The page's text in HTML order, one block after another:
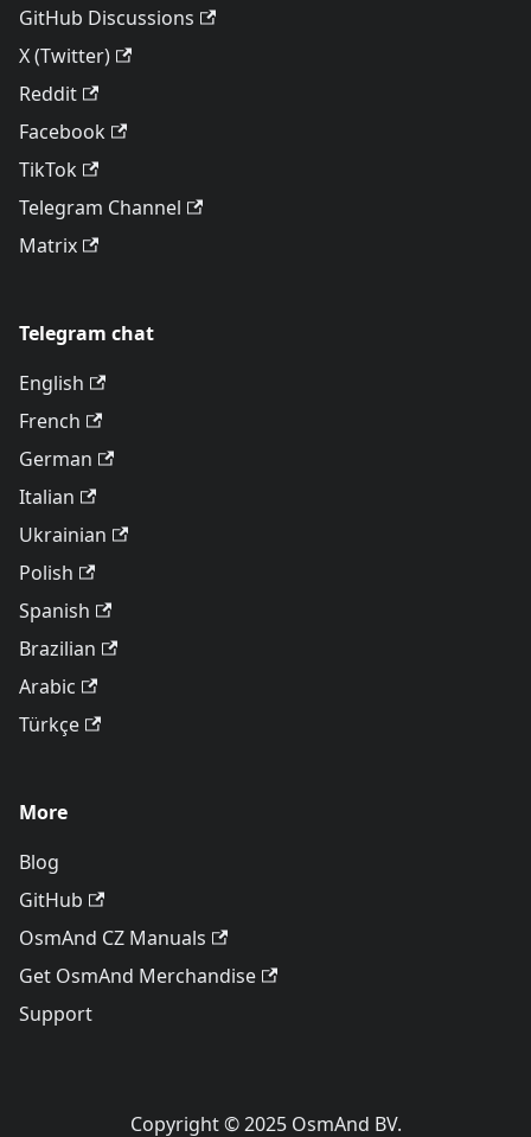
GitHub Discussions
X (Twitter)
Reddit
Facebook
TikTok
Telegram Channel
Matrix
Telegram chat
English
French
German
Italian
Ukrainian
Polish
Spanish
Brazilian
Arabic
Türkçe
More
Blog
GitHub
OsmAnd CZ Manuals
Get OsmAnd Merchandise
Support
Copyright © 2025 OsmAnd BV.